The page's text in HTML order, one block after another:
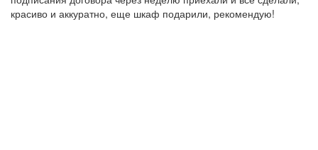
красиво и аккуратно, еще шкаф подарили, рекомендую!